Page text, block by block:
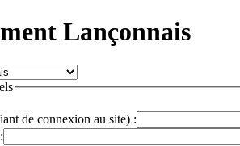
Lançonnais
de connexion au site) :